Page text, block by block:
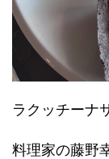
ラクッチーナ
料理家の藤野